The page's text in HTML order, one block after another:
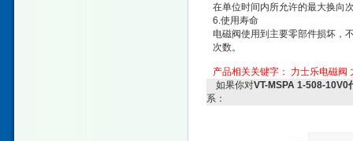
在单位时间内所允许的最大换向
6.使用寿命
电磁阀使用到主要零部件损坏，
次数。
产品相关关键字： 力士乐电磁阀
如果你对VT-MSPA 1-508-10V0
系：